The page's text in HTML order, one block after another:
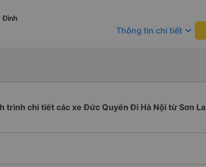
Đình
Thông tin chi tiết keyboard_arrow_down
trình chi tiết các xe Đức Quyến Đi Hà Nội từ Sơn La